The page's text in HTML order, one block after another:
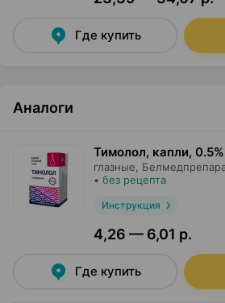
Где купить
Аналоги
Тимолол, капли,
глазные,
• без рецепта
Инструкция
4,26 — 6,01 р.
Где купить